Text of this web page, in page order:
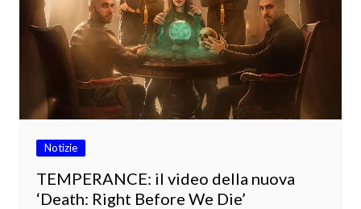
Notizie
TEMPERANCE: il video della nuova
‘Death: Right Before We Die’